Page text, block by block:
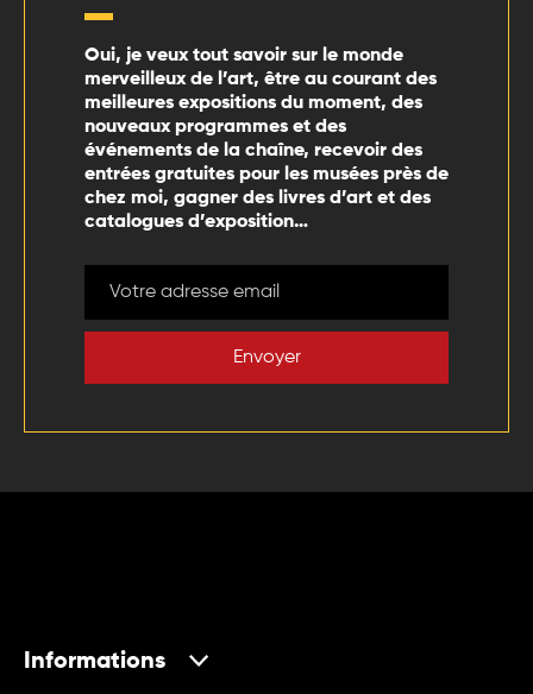
Oui, je veux tout savoir sur le monde
merveilleux de l’art, être au courant des
meilleures expositions du moment, des
nouveaux programmes et des
événements de la chaîne, recevoir des
entrées gratuites pour les musées près de
chez moi, gagner des livres d’art et des
catalogues d’exposition…
Envoyer
Informations